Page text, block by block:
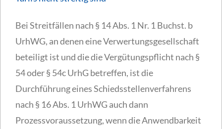
Bei Streitfällen nach § 14 Abs. 1 Nr. 1 Buchst. b
UrhWG, an denen eine Verwertungsgesellschaft
beteiligt ist und die die Vergütungspflicht nach §
54 oder § 54c UrhG betreffen, ist die
Durchführung eines Schiedsstellenverfahrens
nach § 16 Abs. 1 UrhWG auch dann
Prozessvoraussetzung, wenn die Anwendbarkeit